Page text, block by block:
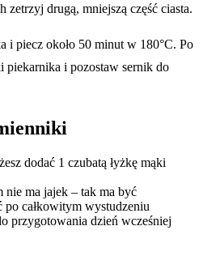
zetrzyj drugą, mniejszą część ciasta.
i piecz około 50 minut w 180°C. Po
i pozostaw sernik do
dodać 1 czubatą łyżkę mąki
nie ma jajek – tak ma być
całkowitym wystudzeniu
przygotowania dzień wcześniej